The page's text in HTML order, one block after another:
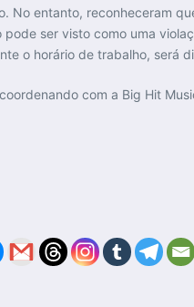
No entanto, reconheceram
ser visto como uma
o horário de trabalho, será
com a Big Hit